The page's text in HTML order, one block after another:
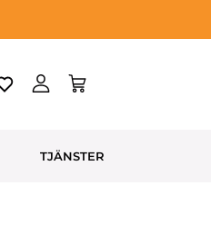
TJÄNSTER